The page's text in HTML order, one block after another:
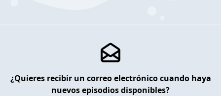
¿Quieres recibir un correo electrónico cuando haya
nuevos episodios disponibles?